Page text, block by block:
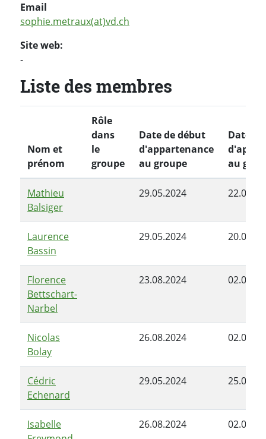
Email
sophie.metraux(at)vd.ch
Site web:
-
Liste des membres
Nom et
prénom
Rôle
dans
le
groupe
Date de début
d'appartenance
au groupe
Date
au
Mathieu
Balsiger
29.05.2024
Laurence
Bassin
29.05.2024
Florence
Bettschart-
Narbel
23.08.2024
Nicolas
Bolay
26.08.2024
Cédric
Echenard
29.05.2024
Isabelle
26.08.2024